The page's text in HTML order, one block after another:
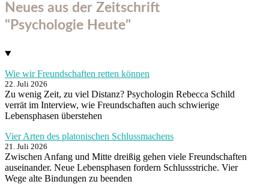
Neues aus der Zeitschrift
"Psychologie Heute"
Wie wir Freundschaften retten können
22. Juli 2026
Zu wenig Zeit, zu viel Distanz? Psychologin Rebecca Schild
verrät im Interview, wie Freundschaften auch schwierige
Lebensphasen überstehen
Vier Arten des platonischen Schlussmachens
21. Juli 2026
Zwischen Anfang und Mitte dreißig gehen viele Freundschaften
auseinander. Neue Lebensphasen fordern Schlussstriche. Vier
Wege alte Bindungen zu beenden